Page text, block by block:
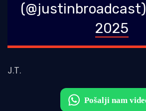
(@justinbroadcast)
2025
J.T.